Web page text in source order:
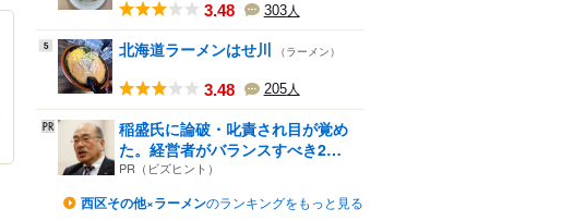
3.48 303人
5 北海道ラーメンはせ川 （ラーメン）
3.48 205人
稲盛氏に論破・叱責され目が覚め
た。経営者がバランスすべき2
つ...
PR（ビズヒント）
西区その他×ラーメンのランキングをもっと見る